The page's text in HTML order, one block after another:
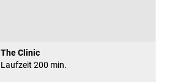
The Clinic
Laufzeit 200 min.